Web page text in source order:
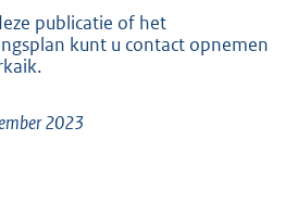
publicatie of het
kunt u contact opnemen
2023